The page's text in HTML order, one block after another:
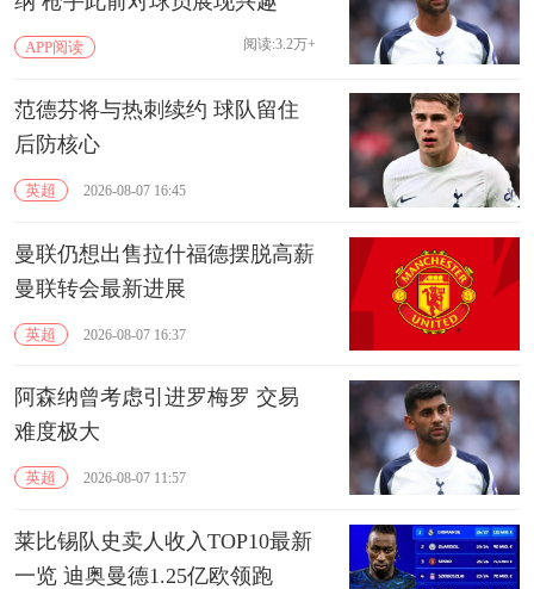
APP阅读 阅读:3.2万+
范德芬将与热刺续约 球队留住
后防核心
英超 2026-08-07 16:45
曼联仍想出售拉什福德摆脱高薪
曼联转会最新进展
英超 2026-08-07 16:37
阿森纳曾考虑引进罗梅罗 交易
难度极大
英超 2026-08-07 11:57
莱比锡队史卖人收入TOP10最新
一览 迪奥曼德1.25亿欧领跑